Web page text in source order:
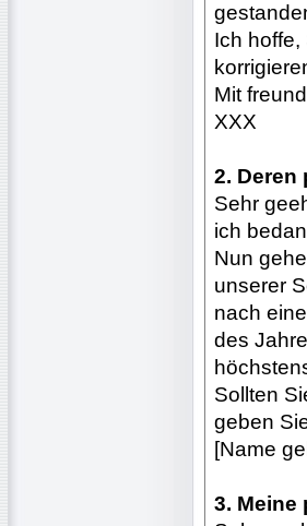
Ich
Mit
XXX
2. Deren
Sehr
ich
Nun
unserer
nach
des
Sollten
geben
[Name
3. Meine